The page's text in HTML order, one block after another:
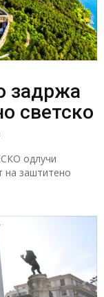
задржа
светско
одлучи
на заштитено